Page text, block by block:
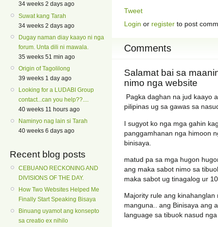
34 weeks 2 days ago
Suwat kang Tarah
34 weeks 2 days ago
Dugay naman diay kaayo ni nga
forum. Unta dili ni mawala.
35 weeks 51 min ago
Origin of Tagolilong
39 weeks 1 day ago
Looking for a LUDABI Group
contact...can you help??....
40 weeks 11 hours ago
Naminyo nag lain si Tarah
40 weeks 6 days ago
Recent blog posts
CEBUANO RECKONING AND
DIVISIONS OF THE DAY.
How Two Websites Helped Me
Finally Start Speaking Bisaya
Binuang uyamot ang konsepto
sa creatio ex nihilo
Tweet
Login or register to post
Comments
Salamat bai sa
nimo nga website
Pagka daghan na jud kaayo
pilipinas ug sa gawas sa
I sugyot ko nga mga gahin
panggamhanan nga himoon
binisaya.
matud pa sa mga hugon
ang maka sabot nimo sa
maka sabot ug tinagalog ur
Majority rule ang
manguna.. ang Binisaya ang
language sa tibuok nasud